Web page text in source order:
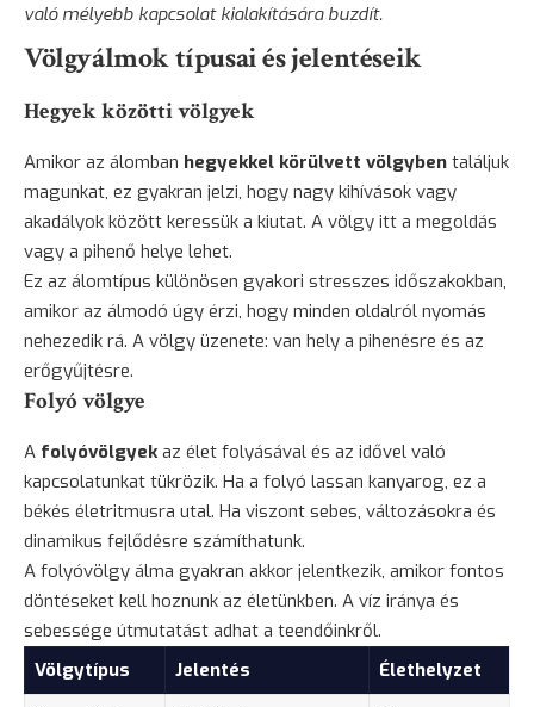
való mélyebb kapcsolat kialakítására buzdít.
Völgyálmok típusai és jelentéseik
Hegyek közötti völgyek
Amikor az álomban hegyekkel körülvett völgyben találjuk
magunkat, ez gyakran jelzi, hogy nagy kihívások vagy
akadályok között keressük a kiutat. A völgy itt a megoldás
vagy a pihenő helye lehet.
Ez az álomtípus különösen gyakori stresszes időszakokban,
amikor az álmodó úgy érzi, hogy minden oldalról nyomás
nehezedik rá. A völgy üzenete: van hely a pihenésre és az
erőgyűjtésre.
Folyó völgye
A folyóvölgyekaz élet folyásával és az idővel való
kapcsolatunkat tükrözik. Ha a folyó lassan kanyarog, ez a
békés életritmusra utal. Ha viszont sebes, változásokra és
dinamikus fejlődésre számíthatunk.
A folyóvölgy álma gyakran akkor jelentkezik, amikor fontos
döntéseket kell hoznunk az életünkben. A víz iránya és
sebessége útmutatást adhat a teendőinkről.
Völgytípus
Jelentés
Élethelyzet